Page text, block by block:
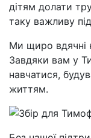
дітям долати
таку важливу
Ми щиро вдячні
Завдяки вам у
навчатися,
життям.